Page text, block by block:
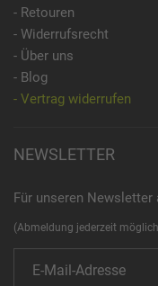
- Retouren
- Widerrufsrecht
- Über uns
- Blog
- Vertrag widerrufen
NEWSLETTER
Für unseren
(Abmeldung jederzeit